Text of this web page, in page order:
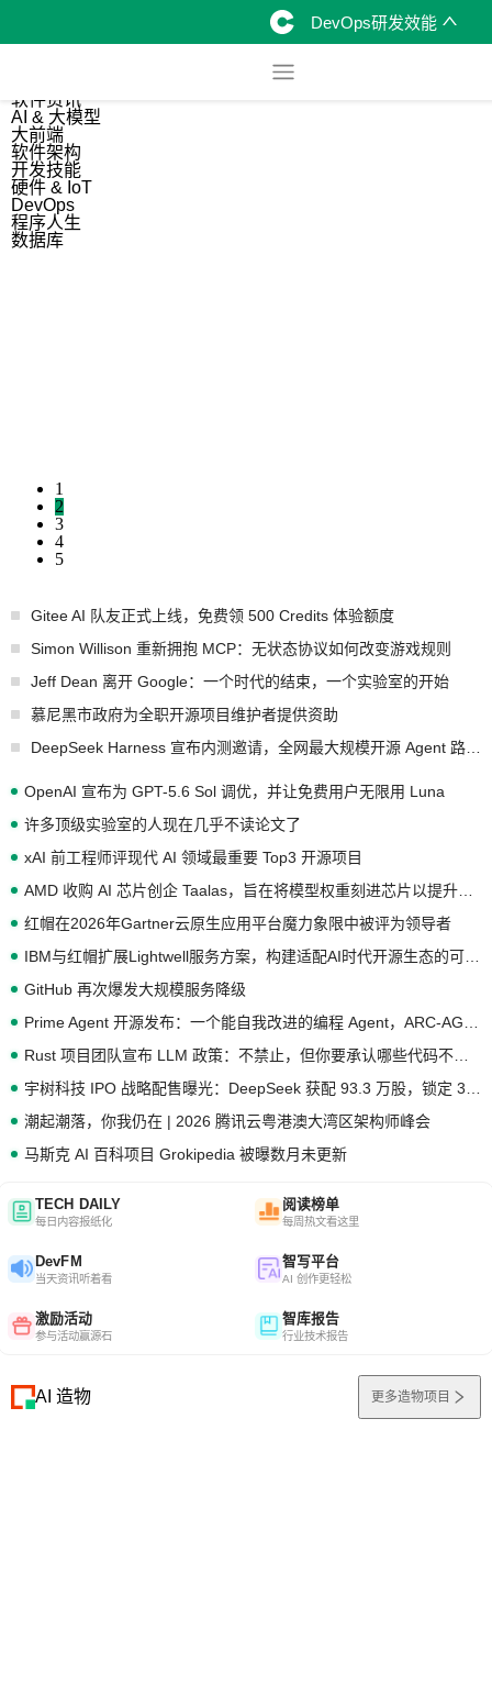
DevOps研发效能
软件资讯
AI & 大模型
大前端
软件架构
开发技能
硬件 & IoT
DevOps
程序人生
数据库
1
2
3
4
5
Gitee AI 队友正式上线，免费领 500 Credits 体验额度
Simon Willison 重新拥抱 MCP：无状态协议如何改变游戏规则
Jeff Dean 离开 Google：一个时代的结束，一个实验室的开始
慕尼黑市政府为全职开源项目维护者提供资助
OpenAI 宣布为 GPT-5.6 Sol 调优，并让免费用户无限用 Luna
许多顶级实验室的人现在几乎不读论文了
xAI 前工程师评现代 AI 领域最重要 Top3 开源项目
红帽在2026年Gartner云原生应用平台魔力象限中被评为领导者
GitHub 再次爆发大规模服务降级
潮起潮落，你我仍在 | 2026 腾讯云粤港澳大湾区架构师峰会
马斯克 AI 百科项目 Grokipedia 被曝数月未更新
TECH DAILY
每日内容报纸化
阅读榜单
每周热文看这里
DevFM
当天资讯听着看
智写平台
AI 创作更轻松
激励活动
参与活动赢源石
智库报告
行业技术报告
AI 造物 更多造物项目